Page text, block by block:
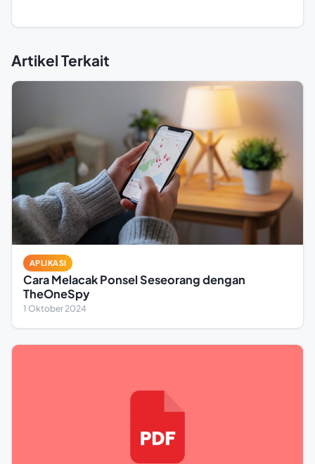
Artikel Terkait
APLIKASI
Cara Melacak Ponsel Seseorang dengan
TheOneSpy
1 Oktober 2024